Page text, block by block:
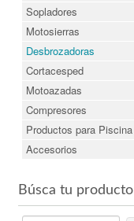
Sopladores
Motosierras
Desbrozadoras
Cortacesped
Motoazadas
Compresores
Productos para Piscina
Accesorios
Búsca tu producto